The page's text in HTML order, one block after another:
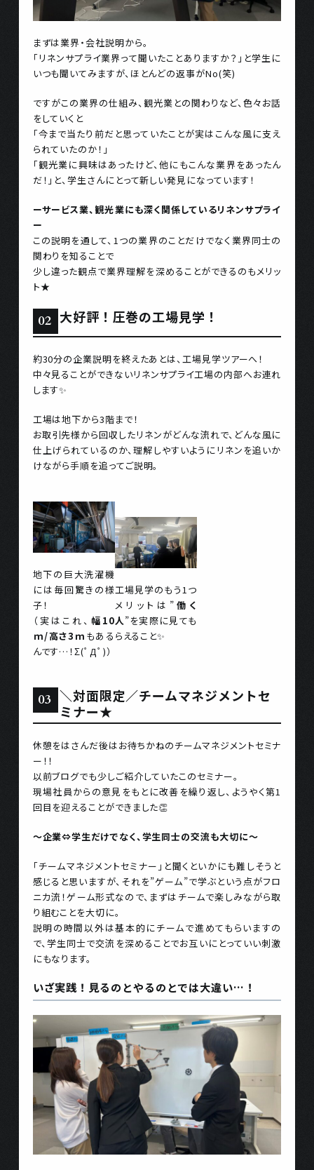
まずは業界・会社説明から。
「リネンサプライ業界って聞いたことありますか？」と学生に
いつも聞いてみますが、ほとんどの返事がNo(笑)
ですがこの業界の仕組み、観光業との関わりなど、色々お話
をしていくと
「今まで当たり前だと思っていたことが実はこんな風に支え
られていたのか！」
「観光業に興味はあったけど、他にもこんな業界をあったん
だ！」と、学生さんにとって新しい発見になっています！
ーサービス業、観光業にも深く関係しているリネンサプライ
ー
この説明を通して、1つの業界のことだけでなく業界同士の
関わりを知ることで
少し違った観点で業界理解を深めることができるのもメリッ
ト★
大好評！圧巻の工場見学！
約30分の企業説明を終えたあとは、工場見学ツアーへ！
中々見ることができないリネンサプライ工場の内部へお連れ
します✨
工場は地下から3階まで！
お取引先様から回収したリネンがどんな流れで、どんな風に
仕上げられているのか、理解しやすいようにリネンを追いか
けながら手順を追ってご説明。
地下の巨大洗濯機
には毎回驚きの様
子！
（実はこれ、 幅10
ｍ/高さ3ｍ もある
んです…！Σ(ﾟДﾟ)）
工場見学のもう1つ
メリットは” 働く
人 ”を実際に見ても
らえること✨
＼対面限定／チームマネジメントセ
ミナー★
休憩をはさんだ後はお待ちかねのチームマネジメントセミナ
ー！！
以前ブログでも少しご紹介していたこのセミナー。
現場社員からの意見をもとに改善を繰り返し、ようやく第1
回目を迎えることができました👏
～企業⇔学生だけでなく、学生同士の交流も大切に～
「チームマネジメントセミナー」と聞くといかにも難しそうと
感じると思いますが、それを”ゲーム”で学ぶという点がフロ
ニカ流！ゲーム形式なので、まずはチームで楽しみながら取
り組むことを大切に。
説明の時間以外は基本的にチームで進めてもらいますの
で、学生同士で交流を深めることでお互いにとっていい刺激
にもなります。
いざ実践！見るのとやるのとでは大違い…！